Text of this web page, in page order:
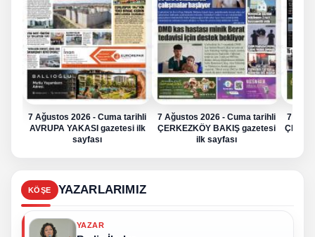
7 Ağustos 2026 - Cuma tarihli
AVRUPA YAKASI gazetesi ilk
sayfası
7 Ağustos 2026 - Cuma tarihli
ÇERKEZKÖY BAKIŞ gazetesi
ilk sayfası
7
KÖŞE YAZARLARIMIZ
YAZAR